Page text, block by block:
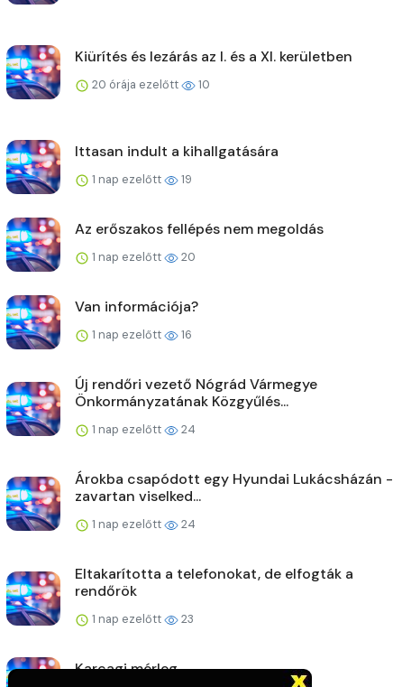
Kiürítés és lezárás az I. és a XI. kerületben
20 órája ezelőtt 10
Ittasan indult a kihallgatására
1 nap ezelőtt 19
Az erőszakos fellépés nem megoldás
1 nap ezelőtt 20
Van információja?
1 nap ezelőtt 16
Új rendőri vezető Nógrád Vármegye
Önkormányzatának Közgyűlés...
1 nap ezelőtt 24
Árokba csapódott egy Hyundai Lukácsházán -
zavartan viselked...
1 nap ezelőtt 24
Eltakarította a telefonokat, de elfogták a
rendőrök
1 nap ezelőtt 23
Karcagi mérleg